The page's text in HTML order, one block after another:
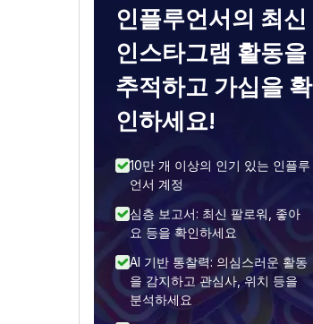
인플루언서의 최신
인스타그램 활동을
추적하고 가십을 확
인하세요!
10만 개 이상의 인기 있는 인플루
언서 계정
심층 보고서: 최신 팔로워, 좋아
요 등을 확인하세요
AI 기반 통찰력: 의심스러운 활동
을 감지하고 관심사, 위치 등을
분석하세요